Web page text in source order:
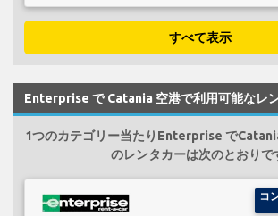
すべて表示
Enterprise で Catania 空港で利用可能なレ
1つのカテゴリー当たりEnterprise で
のレンタカーは次のとおりで
コ